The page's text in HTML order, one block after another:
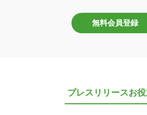
無料会員登録
プレスリリースお